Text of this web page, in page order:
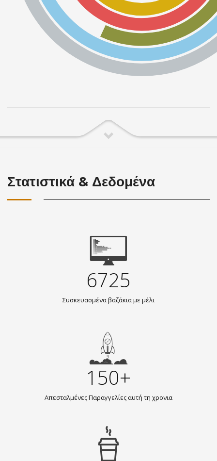
Στατιστικά & Δεδομένα
6725
Συσκευασμένα βαζάκια με μέλι
150+
Απεσταλμένες Παραγγελίες αυτή τη χρονια